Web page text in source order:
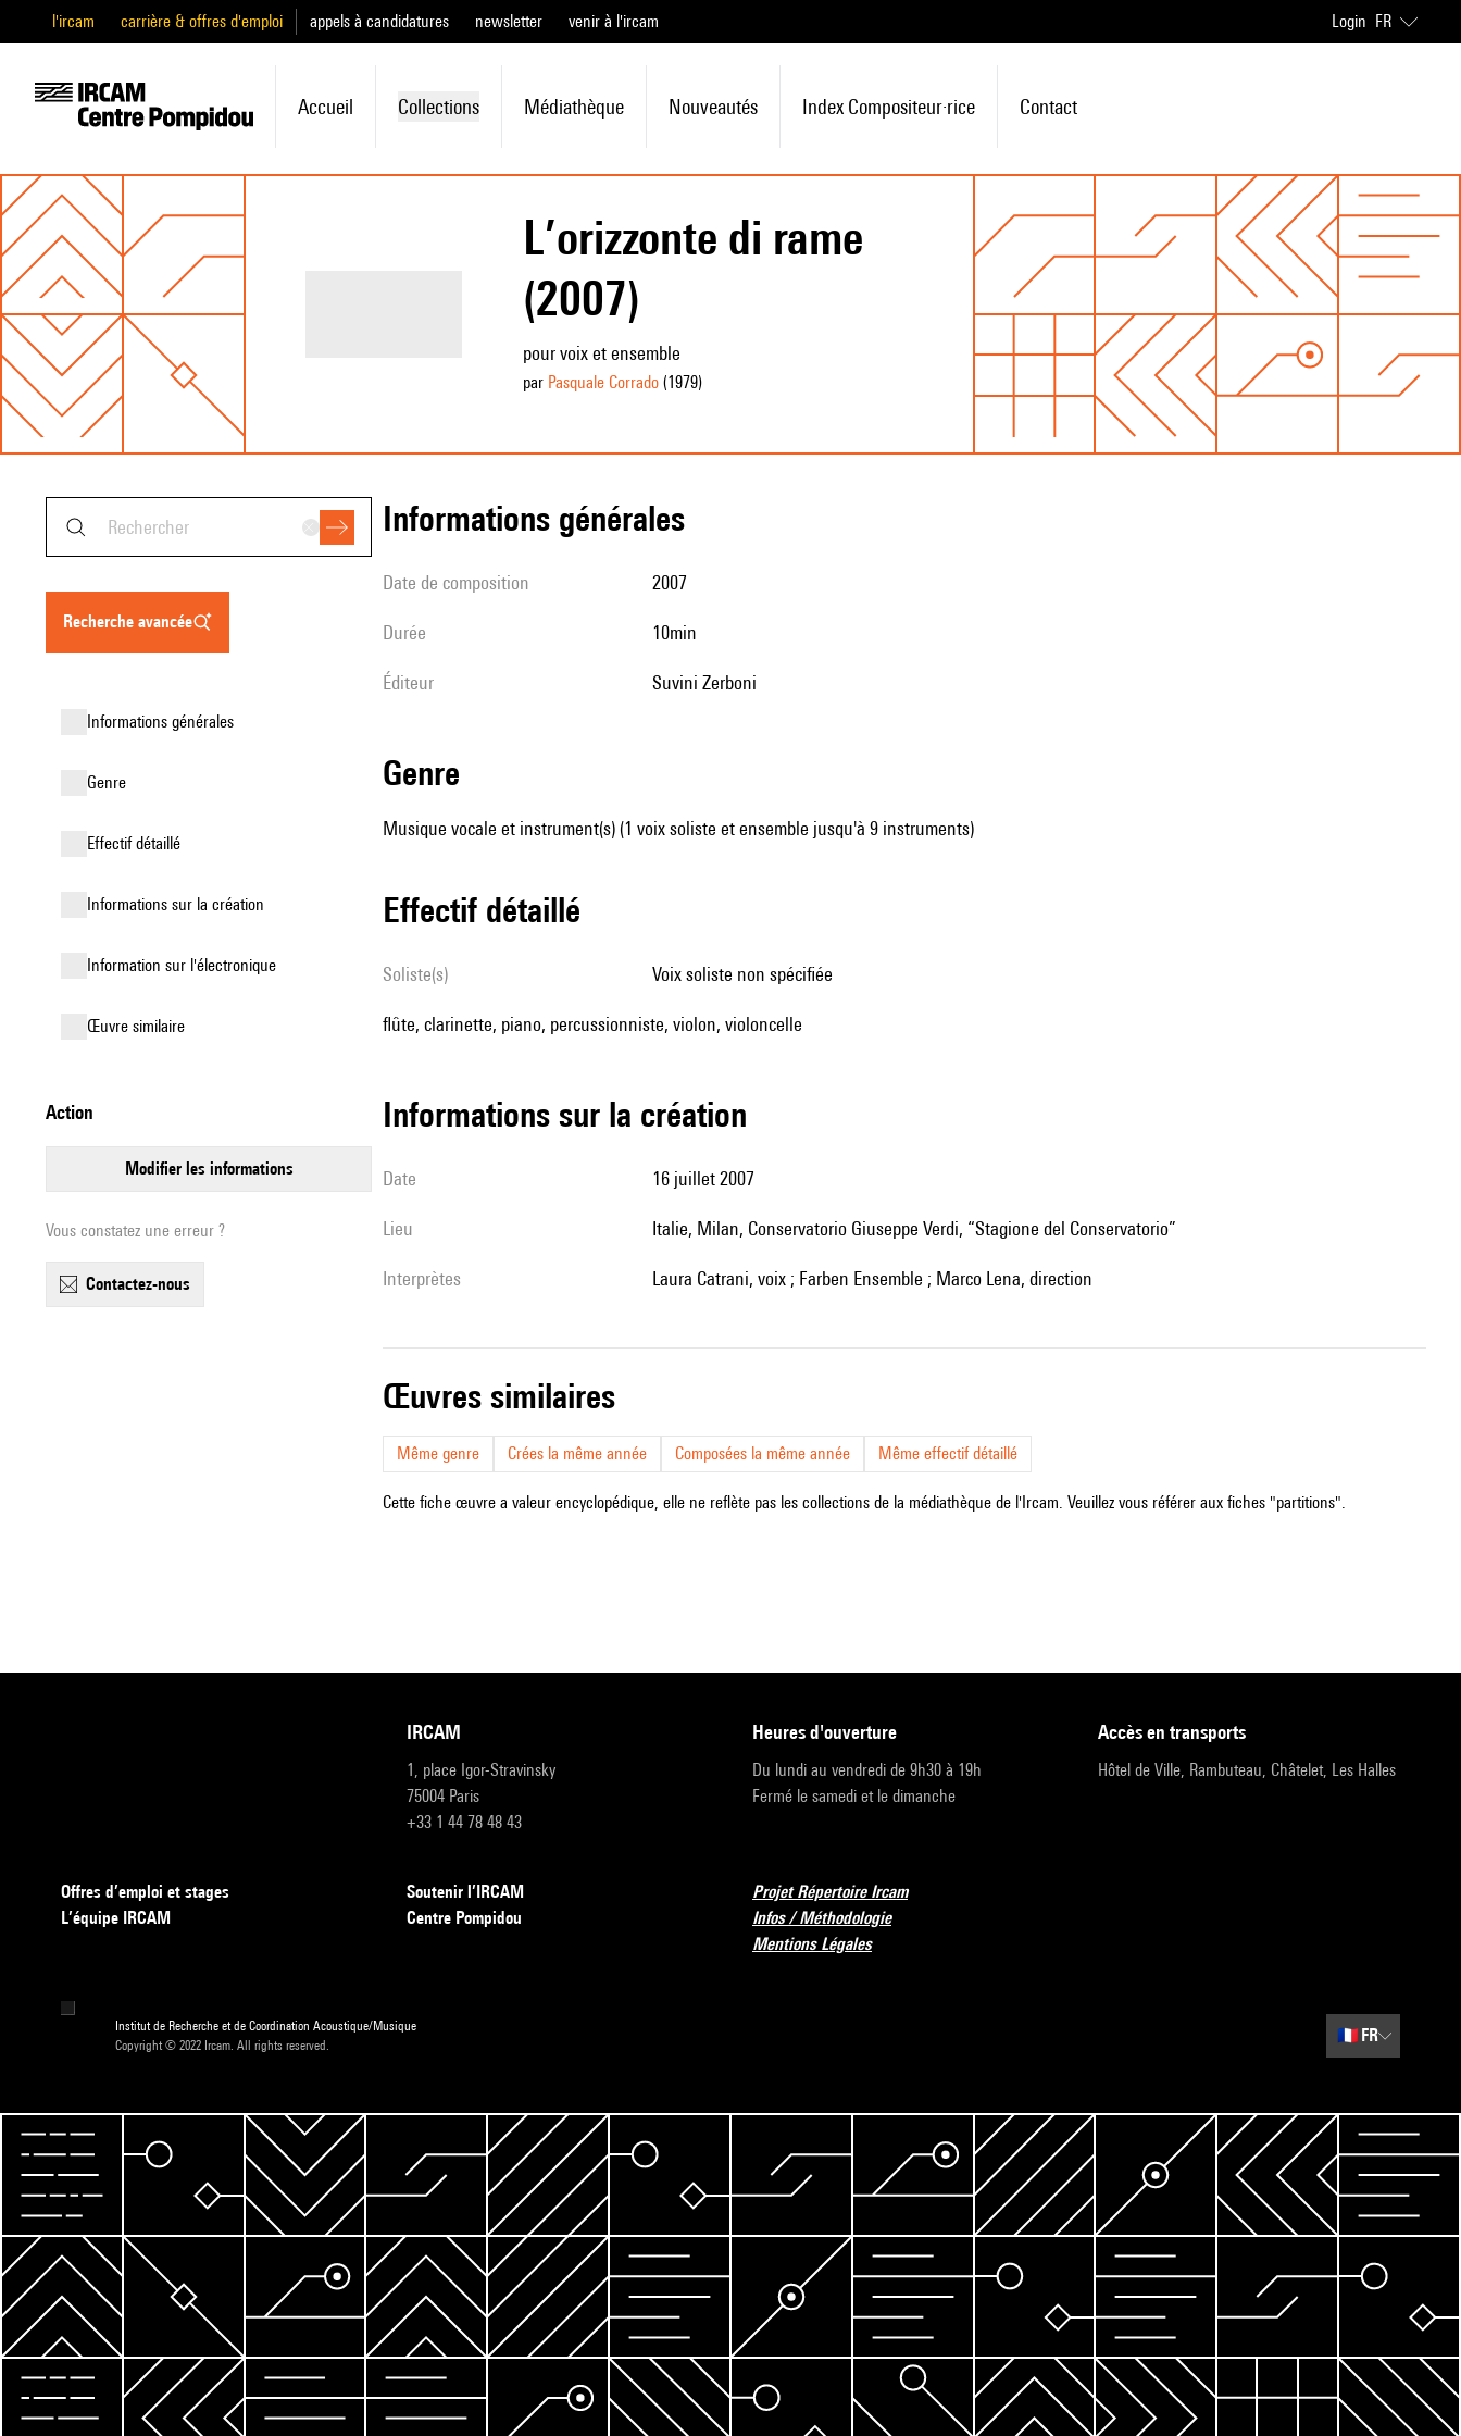
l'ircam carrière & offres d'emploi appels à candidatures newsletter venir à l'ircam Login FR
Accueil Collections Médiathèque Nouveautés Index Compositeur·rice Contact
L’orizzonte di rame
(2007)
pour voix et ensemble
par Pasquale Corrado(1979)
recherche avancée
informations générales
genre
effectif détaillé
informations sur la création
Information sur l'électronique
œuvre similaire
action
modifier les informations
Vous constatez une erreur ?
contactez-nous
informations générales
date de composition 2007
durée 10min
éditeur Suvini Zerboni
genre
Musique vocale et instrument(s) (1 voix soliste et ensemble jusqu'à 9 instruments)
effectif détaillé
Soliste(s) voix soliste non spécifiée
flûte, clarinette, piano, percussionniste, violon, violoncelle
informations sur la création
date 16 juillet 2007
lieu Italie, Milan, Conservatorio Giuseppe Verdi, “Stagione del Conservatorio”
interprètes Laura Catrani, voix ; Farben Ensemble ; Marco Lena, direction
œuvres similaires
Même genre Crées la même année Composées la même année Même effectif détaillé
Cette fiche œuvre a valeur encyclopédique, elle ne reflète pas les collections de la médiathèque de l'Ircam. Veuillez vous référer aux fiches "partitions".
IRCAM
1, place Igor-Stravinsky
75004 Paris
+33 1 44 78 48 43
heures d'ouverture
Du lundi au vendredi de 9h30 à 19h
Fermé le samedi et le dimanche
accès en transports
Hôtel de Ville, Rambuteau, Châtelet, Les Halles
Offres d’emploi et stages
L’équipe IRCAM
Soutenir l’IRCAM
Centre Pompidou
Projet Répertoire Ircam
Infos / Méthodologie
Mentions Légales
Institut de Recherche et de Coordination Acoustique/Musique
Copyright © 2022 Ircam. All rights reserved.
🇫🇷 FR